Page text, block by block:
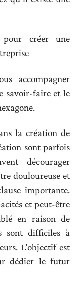
pour créer une
accompagner
savoir-faire et le
la création de
sont parfois
décourager
douloureuse et
importante.
et peut-être
en raison de
sont difficiles à
L’objectif est
dédier le futur